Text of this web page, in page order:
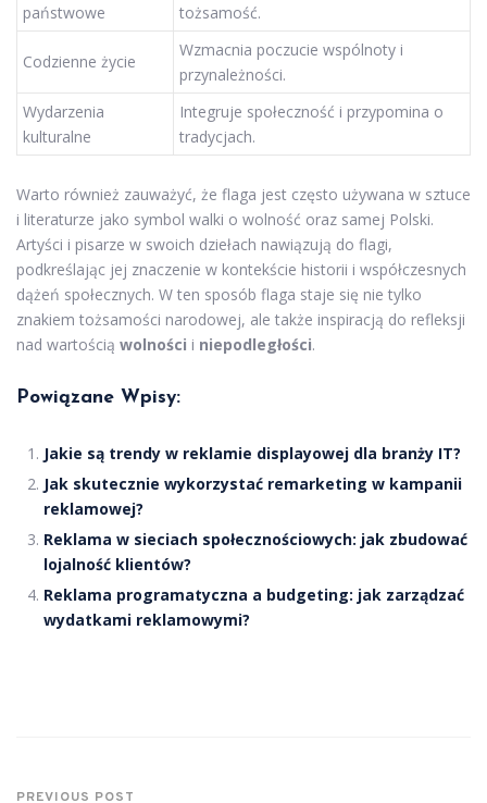
państwowe
tożsamość.
Codzienne życie
Wzmacnia poczucie wspólnoty i
przynależności.
Wydarzenia
kulturalne
Integruje społeczność i przypomina o
tradycjach.
Warto również zauważyć, że flaga jest często używana w sztuce
i literaturze jako symbol walki o wolność oraz samej Polski.
Artyści i pisarze w swoich dziełach nawiązują do flagi,
podkreślając jej znaczenie w kontekście historii i współczesnych
dążeń społecznych. W ten sposób flaga staje się nie tylko
znakiem tożsamości narodowej, ale także inspiracją do refleksji
nad wartością wolności i niepodległości.
Powiązane Wpisy:
Jakie są trendy w reklamie displayowej dla branży IT?
Jak skutecznie wykorzystać remarketing w kampanii
reklamowej?
Reklama w sieciach społecznościowych: jak zbudować
lojalność klientów?
Reklama programatyczna a budgeting: jak zarządzać
wydatkami reklamowymi?
PREVIOUS POST